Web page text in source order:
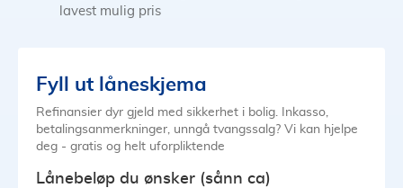
lavest mulig pris
Fyll ut låneskjema
Refinansier dyr gjeld med sikkerhet i bolig. Inkasso,
betalingsanmerkninger, unngå tvangssalg? Vi kan hjelpe
deg - gratis og helt uforpliktende
Lånebeløp du ønsker (sånn ca)